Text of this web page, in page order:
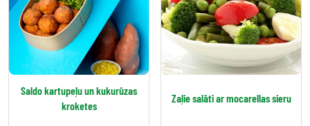
Saldo kartupeļu un kukurūzas
kroketes
Zaļie salāti ar mocarellas sieru